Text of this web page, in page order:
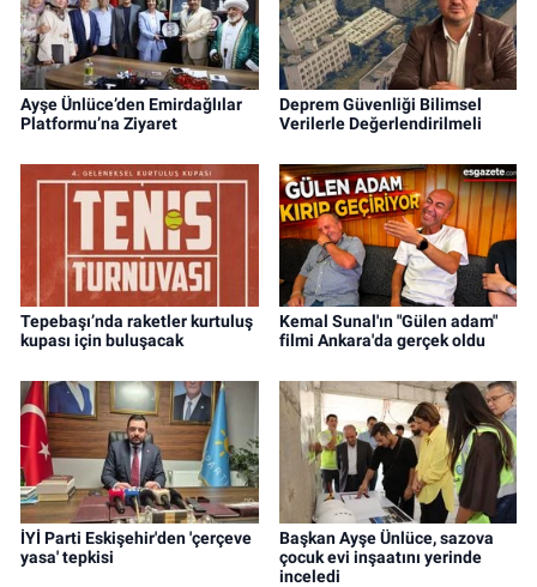
Ayşe Ünlüce’den Emirdağlılar
Platformu’na Ziyaret
Deprem Güvenliği Bilimsel
Verilerle Değerlendirilmeli
Tepebaşı’nda raketler kurtuluş
kupası için buluşacak
Kemal Sunal'ın "Gülen adam"
filmi Ankara'da gerçek oldu
İYİ Parti Eskişehir'den 'çerçeve
yasa' tepkisi
Başkan Ayşe Ünlüce, sazova
çocuk evi inşaatını yerinde
inceledi